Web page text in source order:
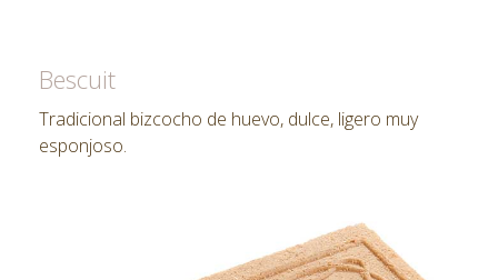
Bescuit
Tradicional bizcocho de huevo, dulce, ligero muy
esponjoso.